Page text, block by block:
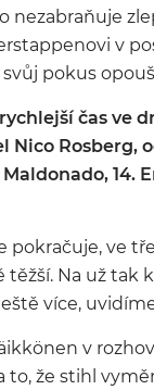
nezabraňuje
v
svůj pokus
čas ve
Nico Rosberg,
Maldonado, 14.
pokračuje, ve
Na už tak
více,
v
to, že stihl